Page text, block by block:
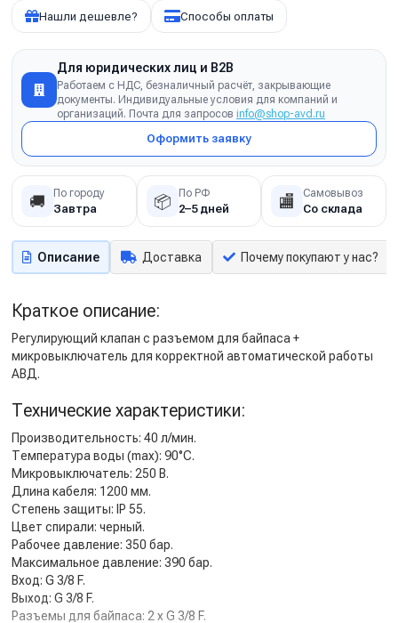
Нашли дешевле? Способы оплаты
Для юридических лиц и B2B
Работаем с НДС, безналичный расчёт, закрывающие
документы. Индивидуальные условия для компаний и
организаций. Почта для запросов info@shop-avd.ru
Оформить заявку
🚚 По городу
Завтра 📦 По РФ
2–5 дней 🏬 Самовывоз
Со склада
Описание Доставка Почему покупают у нас?
Краткое описание:
Регулирующий клапан с разъемом для байпаса +
микровыключатель для корректной автоматической работы
АВД.
Технические характеристики:
Производительность: 40 л/мин.
Температура воды (max): 90°C.
Микровыключатель: 250 В.
Длина кабеля: 1200 мм.
Степень защиты: IP 55.
Цвет спирали: черный.
Рабочее давление: 350 бар.
Максимальное давление: 390 бар.
Вход: G 3/8 F.
Выход: G 3/8 F.
Разъемы для байпаса: 2 х G 3/8 F.